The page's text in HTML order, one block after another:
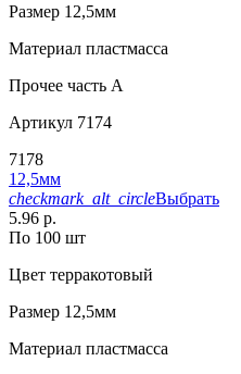
Размер 12,5мм
Материал пластмасса
Прочее часть A
Артикул 7174
7178
12,5мм
checkmark_alt_circleВыбрать
5.96 р.
По 100 шт
Цвет терракотовый
Размер 12,5мм
Материал пластмасса